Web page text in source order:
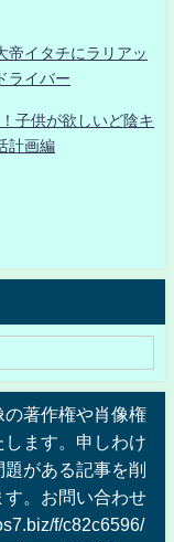
帝イタチにラリアッ
ライバー
子供が欲しいど陰キ
計画編
著作権や肖像権
ます。申しわけ
がある記事を削
す。お問い合わせ
f/c82c6596/